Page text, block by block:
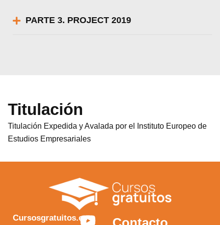
PARTE 3. PROJECT 2019
Titulación
Titulación Expedida y Avalada por el Instituto Europeo de
Estudios Empresariales
Cursosgratuitos.esY
F
I
X